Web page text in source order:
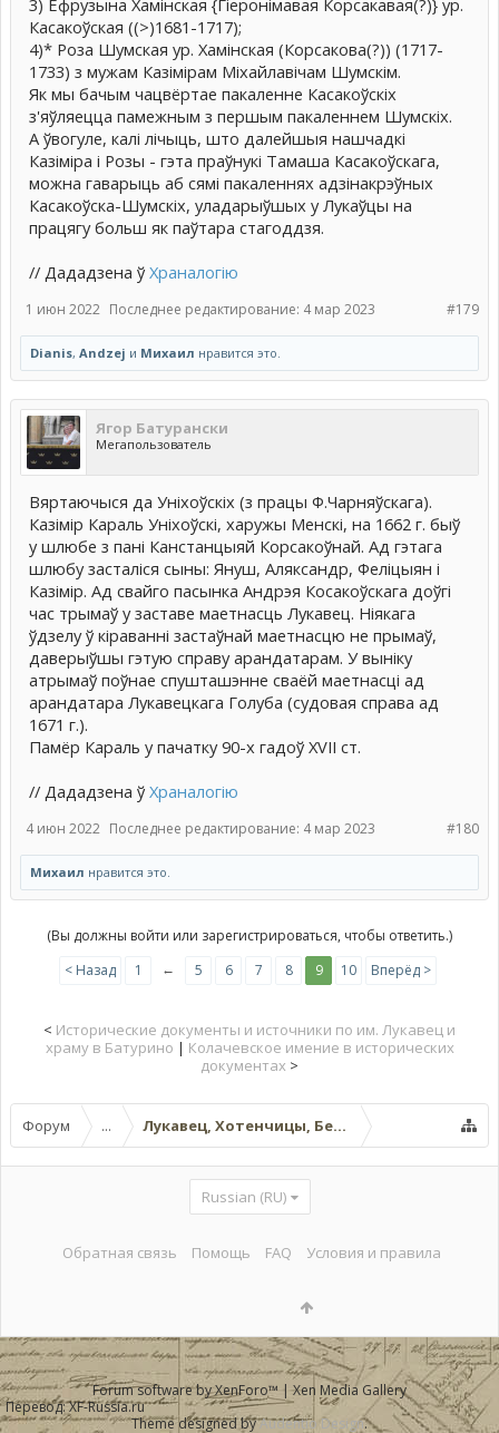
3) Ефрузына Хамінская {Гіеронімавая Корсакавая(?)} ур.
Касакоўская ((>)1681-1717);
4)* Роза Шумская ур. Хамінская (Корсакова(?)) (1717-
1733) з мужам Казімірам Міхайлавічам Шумскім.
Як мы бачым чацвёртае пакаленне Касакоўскіх
з'яўляецца памежным з першым пакаленнем Шумскіх.
А ўвогуле, калі лічыць, што далейшыя нашчадкі
Казіміра і Розы - гэта праўнукі Тамаша Касакоўскага,
можна гаварыць аб сямі пакаленнях адзінакрэўных
Касакоўска-Шумскіх, уладарыўшых у Лукаўцы на
працягу больш як паўтара стагоддзя.
// Дададзена ў Храналогію
#179
1 июн 2022 Последнее редактирование: 4 мар 2023
Dianis, Andzej и Михаил нравится это.
Ягор Батурански
Мегапользователь
Вяртаючыся да Уніхоўскіх (з працы Ф.Чарняўскага).
Казімір Караль Уніхоўскі, харужы Менскі, на 1662 г. быў
у шлюбе з пані Канстанцыяй Корсакоўнай. Ад гэтага
шлюбу засталіся сыны: Януш, Аляксандр, Феліцыян і
Казімір. Ад свайго пасынка Андрэя Косакоўскага доўгі
час трымаў у заставе маетнасць Лукавец. Ніякага
ўдзелу ў кіраванні застаўнай маетнасцю не прымаў,
даверыўшы гэтую справу арандатарам. У выніку
атрымаў поўнае спушташэнне сваёй маетнасці ад
арандатара Лукавецкага Голуба (судовая справа ад
1671 г.).
Памёр Караль у пачатку 90-х гадоў ХVІІ ст.
// Дададзена ў Храналогію
#180
4 июн 2022 Последнее редактирование: 4 мар 2023
Михаил нравится это.
(Вы должны войти или зарегистрироваться, чтобы ответить.)
< Назад
1 ← 5 6 7 8 9 10 Вперёд >
< Исторические документы и источники по им. Лукавец и
храму в Батурино | Колачевское имение в исторических
документах >
Форум ... Лукавец, Хотенчицы, Бесяды и окрестности
Russian (RU)
Обратная связь Помощь FAQ Условия и правила
Forum software by XenForo™ |Xen Media Gallery
Перевод:XF-Russia.ru
Theme designed byAudentio Design.